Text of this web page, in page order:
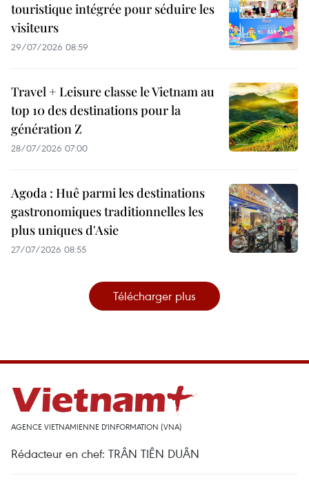
touristique intégrée pour séduire les
visiteurs
29/07/2026 08:59
Travel + Leisure classe le Vietnam au
top 10 des destinations pour la
génération Z
28/07/2026 07:00
Agoda : Huê parmi les destinations
gastronomiques traditionnelles les
plus uniques d'Asie
27/07/2026 08:55
Télécharger plus
AGENCE VIETNAMIENNE D'INFORMATION (VNA)
Rédacteur en chef: TRÂN TIÊN DUÂN